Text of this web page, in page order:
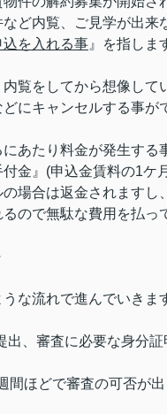
ど内覧、ご見学が出来
を入れる事 』を指しま
覧をしてから想像して
にキャンセルする事が
あたり料金が発生する
金』(申込金賃料の1ケ
場合は返金されますし
ので無駄な費用を払っ
な流れで進んでいきま
出、審査に必要な身分
間ほどで審査の可否が